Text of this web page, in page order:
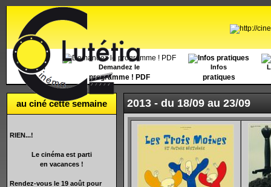
Accueil Demandez le
programme ! PDF
Infos
pratiques
au ciné cette semaine
RIEN...!
Le cinéma est parti
en vacances !
Rendez-vous le 19 août pour
2013 - du 18/09 au 23/09